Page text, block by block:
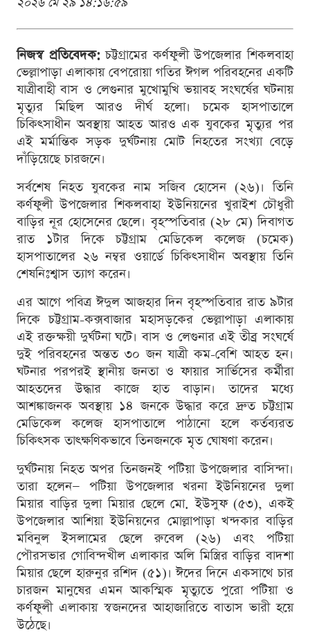
নিজস্ব প্রতিবেদক:চট্টগ্রামের কর্ণফুলী উপজেলার শিকলবাহা
ভেল্লাপাড়া এলাকায় বেপরোয়া গতির ঈগল পরিবহনের একটি
যাত্রীবাহী বাস ও লেগুনার মুখোমুখি ভয়াবহ সংঘর্ষের ঘটনায়
মৃত্যুর মিছিল আরও দীর্ঘ হলো। চমেক হাসপাতালে
চিকিৎসাধীন অবস্থায় আহত আরও এক যুবকের মৃত্যুর পর
এই মর্মান্তিক সড়ক দুর্ঘটনায় মোট নিহতের সংখ্যা বেড়ে
দাঁড়িয়েছে চারজনে।
সর্বশেষ নিহত যুবকের নাম সজিব হোসেন (২৬)। তিনি
কর্ণফুলী উপজেলার শিকলবাহা ইউনিয়নের খুরাইশ চৌধুরী
বাড়ির নূর হোসেনের ছেলে। বৃহস্পতিবার (২৮ মে) দিবাগত
রাত ১টার দিকে চট্টগ্রাম মেডিকেল কলেজ (চমেক)
হাসপাতালের ২৬ নম্বর ওয়ার্ডে চিকিৎসাধীন অবস্থায় তিনি
শেষনিঃশ্বাস ত্যাগ করেন।
এর আগে পবিত্র ঈদুল আজহার দিন বৃহস্পতিবার রাত ৯টার
দিকে চট্টগ্রাম-কক্সবাজার মহাসড়কের ভেল্লাপাড়া এলাকায়
এই রক্তক্ষয়ী দুর্ঘটনা ঘটে। বাস ও লেগুনার এই তীব্র সংঘর্ষে
দুই পরিবহনের অন্তত ৩০ জন যাত্রী কম-বেশি আহত হন।
ঘটনার পরপরই স্থানীয় জনতা ও ফায়ার সার্ভিসের কর্মীরা
আহতদের উদ্ধার কাজে হাত বাড়ান। তাদের মধ্যে
আশঙ্কাজনক অবস্থায় ১৪ জনকে উদ্ধার করে দ্রুত চট্টগ্রাম
মেডিকেল কলেজ হাসপাতালে পাঠানো হলে কর্তব্যরত
চিকিৎসক তাৎক্ষণিকভাবে তিনজনকে মৃত ঘোষণা করেন।
দুর্ঘটনায় নিহত অপর তিনজনই পটিয়া উপজেলার বাসিন্দা।
তারা হলেন— পটিয়া উপজেলার খরনা ইউনিয়নের দুলা
মিয়ার বাড়ির দুলা মিয়ার ছেলে মো. ইউসুফ (৫৩), একই
উপজেলার আশিয়া ইউনিয়নের মোল্লাপাড়া খন্দকার বাড়ির
মবিনুল ইসলামের ছেলে রুবেল (২৬) এবং পটিয়া
পৌরসভার গোবিন্দখীল এলাকার অলি মিস্ত্রির বাড়ির বাদশা
মিয়ার ছেলে হারুনুর রশিদ (৫১)। ঈদের দিনে একসাথে চার
চারজন মানুষের এমন আকস্মিক মৃত্যুতে পুরো পটিয়া ও
কর্ণফুলী এলাকায় স্বজনদের আহাজারিতে বাতাস ভারী হয়ে
উঠেছে।